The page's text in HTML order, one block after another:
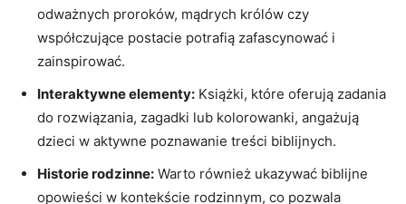
odważnych proroków, mądrych królów czy
współczujące postacie potrafią zafascynować i
zainspirować.
Interaktywne elementy: Książki, które oferują zadania
do rozwiązania, zagadki lub kolorowanki, angażują
dzieci w aktywne poznawanie treści biblijnych.
Historie rodzinne: Warto również ukazywać biblijne
opowieści w kontekście rodzinnym, co pozwala